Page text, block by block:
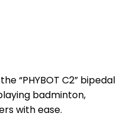
“PHYBOT C2” bipedal
badminton,
with ease.